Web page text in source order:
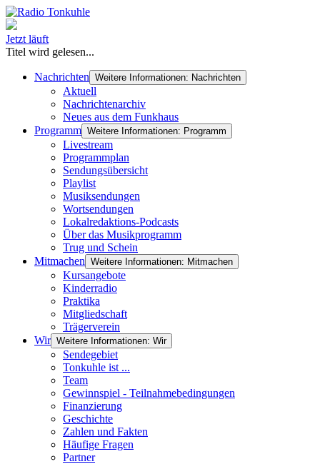
Jetzt läuft
Titel wird gelesen...
Nachrichten Weitere Informationen: Nachrichten
Aktuell
Nachrichtenarchiv
Neues aus dem Funkhaus
Programm Weitere Informationen: Programm
Livestream
Programmplan
Sendungsübersicht
Playlist
Musiksendungen
Wortsendungen
Lokalredaktions-Podcasts
Über das Musikprogramm
Trug und Schein
Mitmachen Weitere Informationen: Mitmachen
Kursangebote
Kinderradio
Praktika
Mitgliedschaft
Trägerverein
Wir Weitere Informationen: Wir
Sendegebiet
Tonkuhle ist ...
Team
Gewinnspiel - Teilnahmebedingungen
Finanzierung
Geschichte
Zahlen und Fakten
Häufige Fragen
Partner